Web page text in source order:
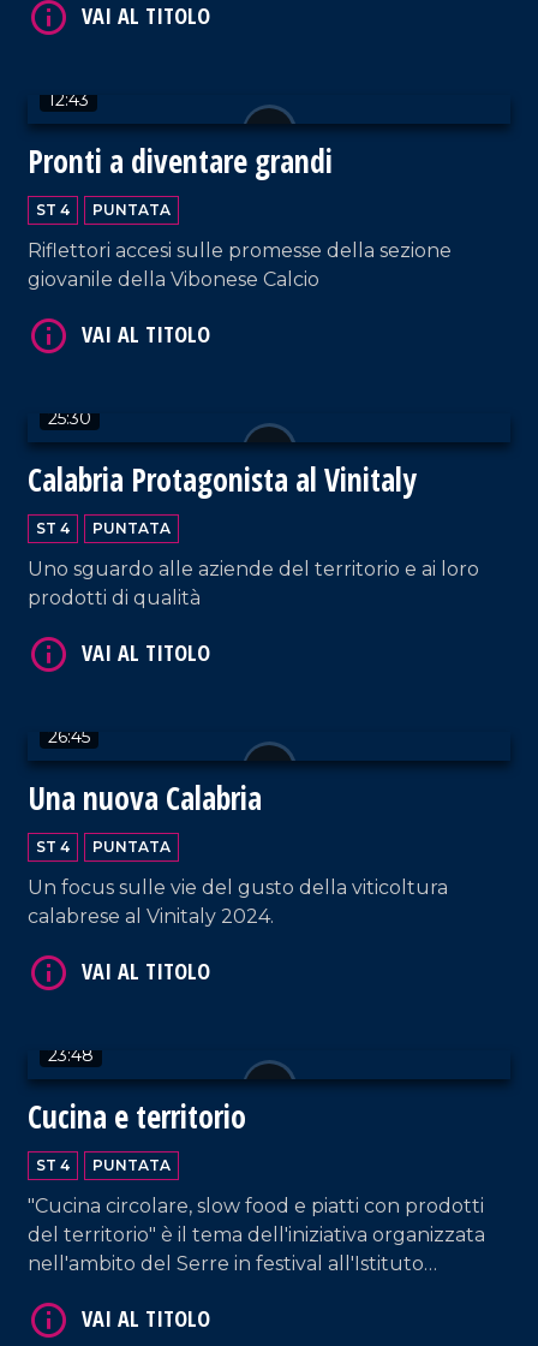
da tutta la Calabria - raccontano la propria
anche dall'Italia.
12:43
Pronti a diventare grandi
ST 4 PUNTATA
Riflettori accesi sulle promesse della sezione
giovanile della Vibonese Calcio
25:30
Calabria Protagonista al Vinitaly
ST 4 PUNTATA
Uno sguardo alle aziende del territorio e ai loro
prodotti di qualità
26:45
Una nuova Calabria
ST 4 PUNTATA
Un focus sulle vie del gusto della viticoltura
calabrese al Vinitaly 2024.
23:48
Cucina e territorio
ST 4 PUNTATA
"Cucina circolare, slow food e piatti con prodotti
del territorio" è il tema dell'iniziativa organizzata
nell'ambito del Serre in festival all'Istituto
VAI AL TITOLO
VAI AL TITOLO
VAI AL TITOLO